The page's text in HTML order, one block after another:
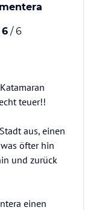
6 / 6
teuer!!
aus, einen
öfter hin
und zurück
einen